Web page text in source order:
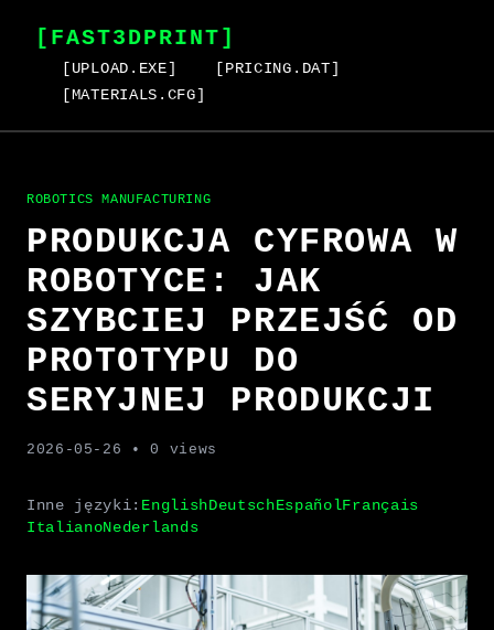
[FAST3DPRINT]
[UPLOAD.EXE]
[PRICING.DAT]
[MATERIALS.CFG]
ROBOTICS MANUFACTURING
PRODUKCJA CYFROWA W
ROBOTYCE: JAK
SZYBCIEJ PRZEJŚĆ OD
PROTOTYPU DO
SERYJNEJ PRODUKCJI
2026-05-26 • 0 views
Inne języki: EnglishDeutschEspañolFrançais
ItalianoNederlands